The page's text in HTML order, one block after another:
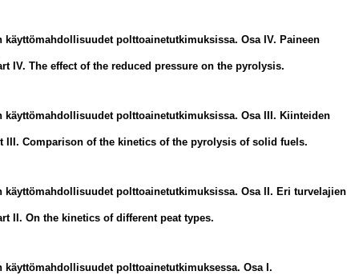
käyttömahdollisuudet polttoainetutkimuksissa. Osa IV. Paineen
IV. The effect of the reduced pressure on the pyrolysis.
käyttömahdollisuudet polttoainetutkimuksissa. Osa III. Kiinteiden
Comparison of the kinetics of the pyrolysis of solid fuels.
käyttömahdollisuudet polttoainetutkimuksissa. Osa II. Eri turvelajien
II. On the kinetics of different peat types.
käyttömahdollisuudet polttoainetutkimuksessa. Osa I.